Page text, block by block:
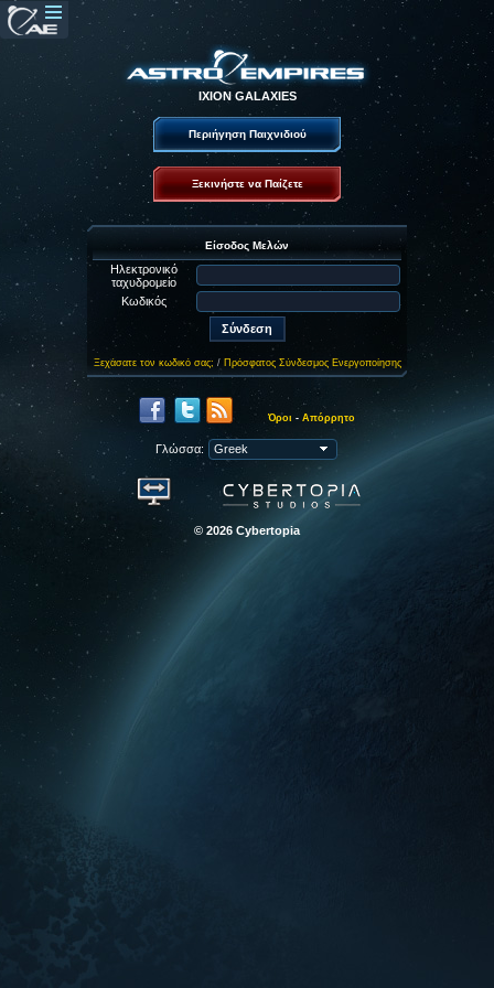
IXION GALAXIES
Περιήγηση Παιχνιδιού
Ξεκινήστε να Παίζετε
Είσοδος Μελών
Ηλεκτρονικό
ταχυδρομείο
Κωδικός
Ξεχάσατε τον κωδικό σας; / Πρόσφατος Σύνδεσμος Ενεργοποίησης
Όροι - Απόρρητο
Γλώσσα:
© 2026 Cybertopia